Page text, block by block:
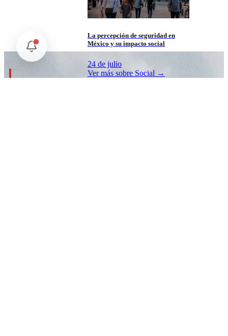
La percepción de seguridad en
México y su impacto social
24 de julio
Ver más sobre Social →